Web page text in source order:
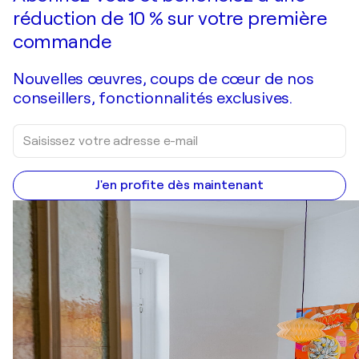
réduction de 10 % sur votre première
commande
Nouvelles œuvres, coups de cœur de nos
conseillers, fonctionnalités exclusives.
J'en profite dès maintenant